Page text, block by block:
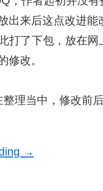
出来后这点改进
打了下包，放在
修改。
理当中，修改前
→